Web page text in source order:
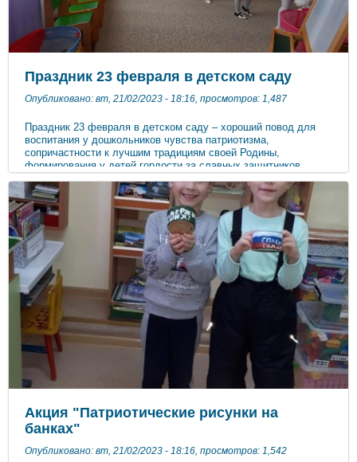
Праздник 23 февраля в детском саду
Опубликовано: вт, 21/02/2023 - 18:16, просмотров: 1,487
Праздник 23 февраля в детском саду – хороший повод для
воспитания у дошкольников чувства патриотизма,
сопричастности к лучшим традициям своей Родины,
формирования у детей гордости за славных защитников
страже нашей Родины. Это праздник настоящих мужчин —
смелых и отважных, ловких и надёжных, а также праздник
мальчиков, которые вырастут и станут защитниками
Отечества, а пока мы знакомим детей и рассказываем, что
такое армия, почему 23 февраля - День Защитника Отечества.
Воспитываем уважительное отношение к военному человеку,
человеку в форме, прививаем любовь к Родине, и развиваем
патриотические чувства.
Акция "Патриотические рисунки на
банках"
Опубликовано: вт, 21/02/2023 - 18:16, просмотров: 1,542